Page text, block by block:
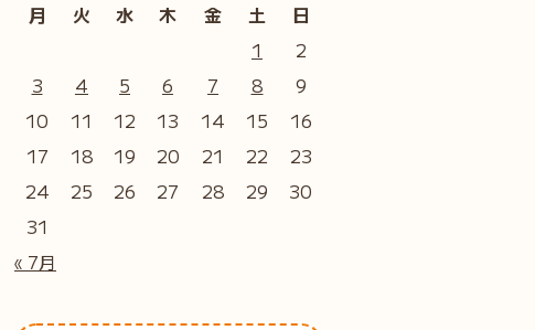
月
火 水 木 金 土 日
« 7月
1
2
3
4 5 6 7 8
9
10
11 12 13 14 15
16
17
18 19 20 21 22
23
24
25 26 27 28 29
30
31